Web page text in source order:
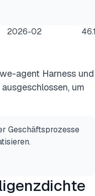
2026-02
agent Harness und
um
Geschäftsprozesse